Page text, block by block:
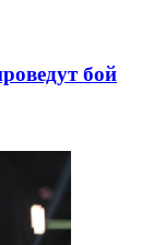
бой